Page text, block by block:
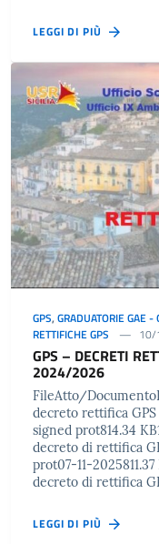
LEGGI DI PIÙ
GPS, GRADUATORIE GAE -
RETTIFICHE GPS
GPS – DECRETI
2024/2026
FileAtto/
decreto rettifica GPS
signed prot814.34
decreto di rettifica
prot07-11-
decreto di rettifica
LEGGI DI PIÙ